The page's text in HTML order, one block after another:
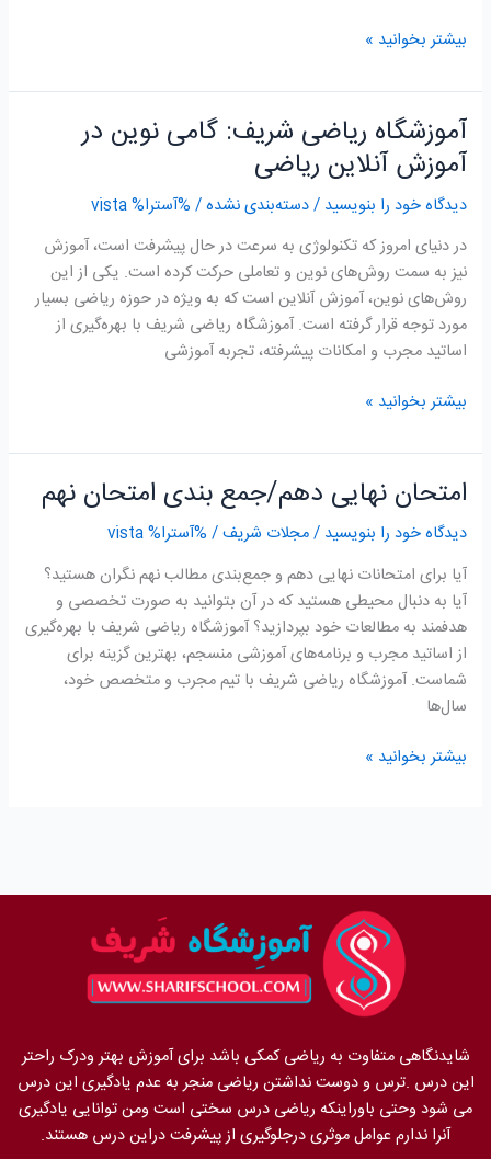
بیشتر بخوانید »
آموزشگاه ریاضی شریف: گامی نوین در
آموزش آنلاین ریاضی
دیدگاه‌ خود را بنویسید /دسته‌بندی نشده/ %آسترا%vista
در دنیای امروز که تکنولوژی به سرعت در حال پیشرفت است، آموزش
نیز به سمت روش‌های نوین و تعاملی حرکت کرده است. یکی از این
روش‌های نوین، آموزش آنلاین است که به ویژه در حوزه ریاضی بسیار
مورد توجه قرار گرفته است. آموزشگاه ریاضی شریف با بهره‌گیری از
اساتید مجرب و امکانات پیشرفته، تجربه آموزشی
آموزشگاه
ریاضی
شریف:
گامی
نوین
در
آموزش
آنلاین
ریاضی
بیشتر بخوانید »
امتحان نهایی دهم/جمع بندی امتحان نهم
دیدگاه‌ خود را بنویسید /مجلات شریف/ %آسترا%vista
آیا برای امتحانات نهایی دهم و جمع‌بندی مطالب نهم نگران هستید؟
آیا به دنبال محیطی هستید که در آن بتوانید به صورت تخصصی و
هدفمند به مطالعات خود بپردازید؟ آموزشگاه ریاضی شریف با بهره‌گیری
از اساتید مجرب و برنامه‌های آموزشی منسجم، بهترین گزینه برای
شماست. آموزشگاه ریاضی شریف با تیم مجرب و متخصص خود،
سال‌ها
امتحان
دهم/
جمع
بندی
امتحان
نهم
بیشتر بخوانید »
شایدنگاهی متفاوت به ریاضی کمکی باشد برای آموزش بهتر ودرک راحتر
این درس .ترس و دوست نداشتن ریاضی منجر به عدم یادگیری این درس
می شود وحتی باوراینکه ریاضی درس سختی است ومن توانایی یادگیری
آنرا ندارم عوامل موثری درجلوگیری از پیشرفت دراین درس هستند.